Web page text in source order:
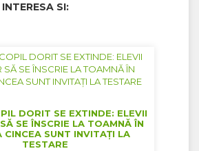
SI:
DORIT SE EXTINDE: ELEVII
SE ÎNSCRIE LA TOAMNĂ ÎN
CINCEA SUNT INVITAȚI LA
TESTARE